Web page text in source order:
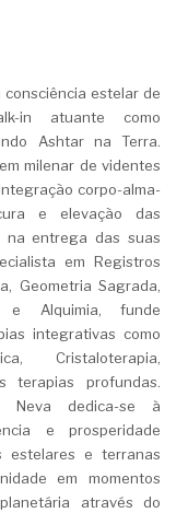
consciência estelar de
in atuante como
Ashtar na Terra.
milenar de videntes
corpo-alma-
e elevação das
na entrega das suas
em Registros
Geometria Sagrada,
e Alquimia, funde
integrativas como
Cristaloterapia,
terapias profundas.
Neva dedica-se à
e prosperidade
estelares e terranas
em momentos
através do